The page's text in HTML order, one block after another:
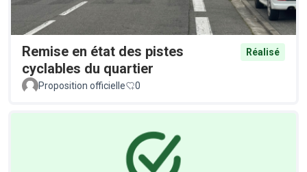
Remise en état des pistes
cyclables du quartier
Réalisé
Proposition officielle 0